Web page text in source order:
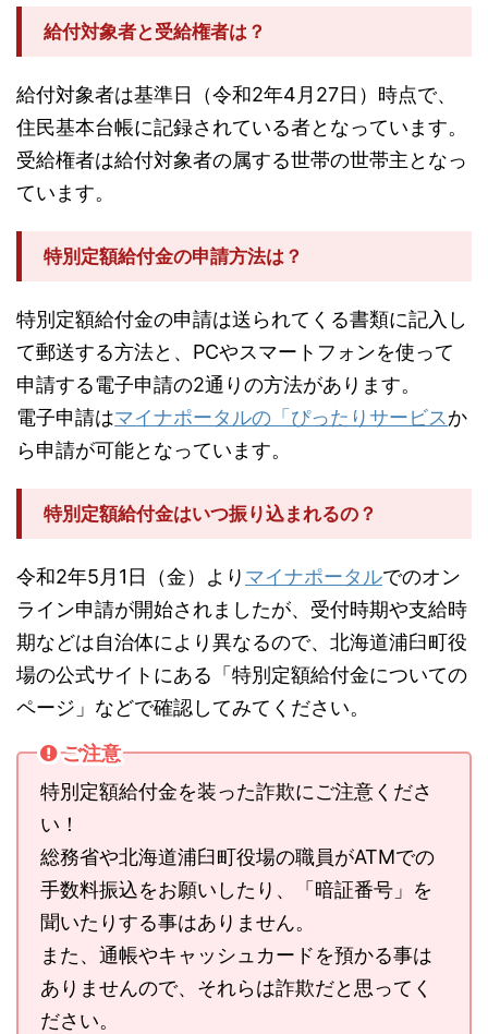
給付対象者と受給権者は？
給付対象者は基準日（令和2年4月27日）時点で、
住民基本台帳に記録されている者となっています。
受給権者は給付対象者の属する世帯の世帯主となっ
ています。
特別定額給付金の申請方法は？
特別定額給付金の申請は送られてくる書類に記入し
て郵送する方法と、PCやスマートフォンを使って
申請する電子申請の2通りの方法があります。
電子申請はマイナポータルの「ぴったりサービスか
ら申請が可能となっています。
特別定額給付金はいつ振り込まれるの？
令和2年5月1日（金）より マイナポータルでのオン
ライン申請が開始されましたが、受付時期や支給時
期などは自治体により異なるので、北海道浦臼町役
場の公式サイトにある「特別定額給付金についての
ページ」などで確認してみてください。
ご注意
特別定額給付金を装った詐欺にご注意くださ
い！
総務省や北海道浦臼町役場の職員がATMでの
手数料振込をお願いしたり、「暗証番号」を
聞いたりする事はありません。
また、通帳やキャッシュカードを預かる事は
ありませんので、それらは詐欺だと思ってく
ださい。